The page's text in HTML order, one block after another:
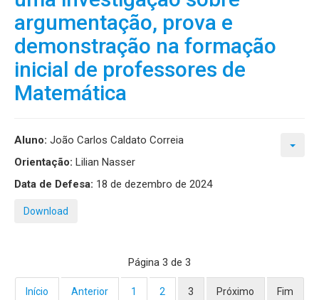
argumentação, prova e
demonstração na formação
inicial de professores de
Matemática
Aluno: João Carlos Caldato Correia
Orientação: Lilian Nasser
Data de Defesa: 18 de dezembro de 2024
Download
Página 3 de 3
Início Anterior 1 2 3 Próximo Fim